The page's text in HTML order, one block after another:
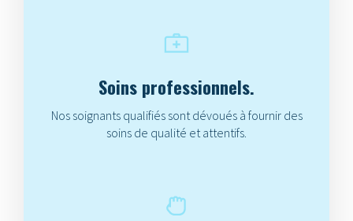
Soins professionnels.
Nos soignants qualifiés sont dévoués à fournir des
soins de qualité et attentifs.